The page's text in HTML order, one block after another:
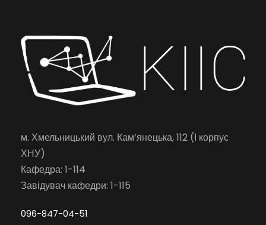
м. Хмельницький вул. Кам’янецька, 112 (І корпус
ХНУ)
Кафедра: 1-114
Завідувач кафедри: 1-115
096-847-04-51